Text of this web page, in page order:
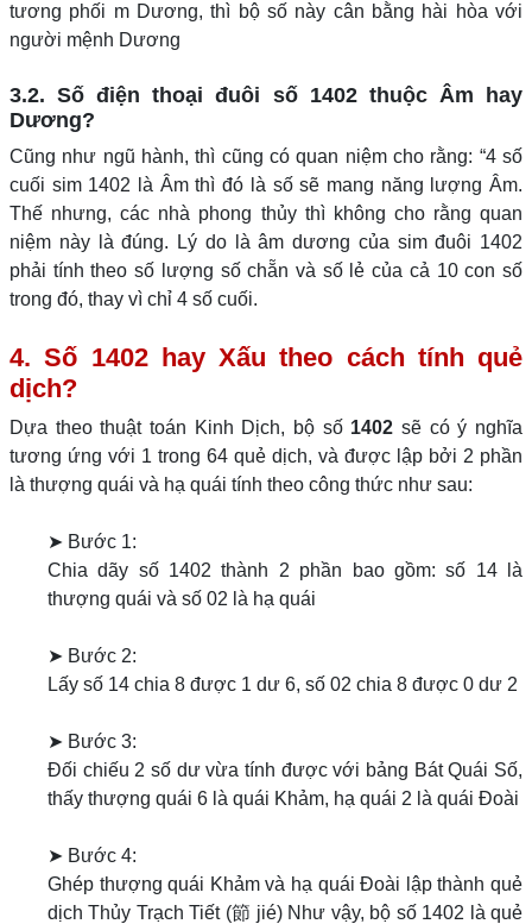
tương phối m Dương, thì bộ số này cân bằng hài hòa với
người mệnh Dương
3.2. Số điện thoại đuôi số 1402 thuộc Âm hay
Dương?
Cũng như ngũ hành, thì cũng có quan niệm cho rằng: “4 số
cuối sim 1402 là Âm thì đó là số sẽ mang năng lượng Âm.
Thế nhưng, các nhà phong thủy thì không cho rằng quan
niệm này là đúng. Lý do là âm dương của sim đuôi 1402
phải tính theo số lượng số chẵn và số lẻ của cả 10 con số
trong đó, thay vì chỉ 4 số cuối.
4. Số 1402 hay Xấu theo cách tính quẻ
dịch?
Dựa theo thuật toán Kinh Dịch, bộ số 1402 sẽ có ý nghĩa
tương ứng với 1 trong 64 quẻ dịch, và được lập bởi 2 phần
là thượng quái và hạ quái tính theo công thức như sau:
➤ Bước 1:
Chia dãy số 1402 thành 2 phần bao gồm: số 14 là
thượng quái và số 02 là hạ quái
➤ Bước 2:
Lấy số 14 chia 8 được 1 dư 6, số 02 chia 8 được 0 dư 2
➤ Bước 3:
Đối chiếu 2 số dư vừa tính được với bảng Bát Quái Số,
thấy thượng quái 6 là quái Khảm, hạ quái 2 là quái Đoài
➤ Bước 4:
Ghép thượng quái Khảm và hạ quái Đoài lập thành quẻ
dịch Thủy Trạch Tiết (節 jié) Như vậy, bộ số 1402 là quẻ